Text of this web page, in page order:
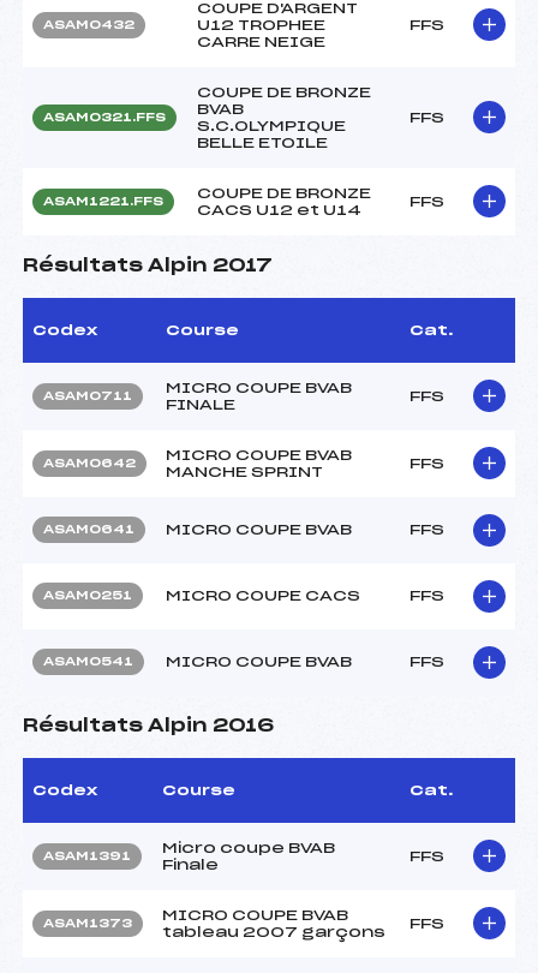
ASAM0432
COUPE D'ARGENT
U12 TROPHEE
CARRE NEIGE
FFS
ASAM0321.FFS
COUPE DE BRONZE
BVAB
S.C.OLYMPIQUE
BELLE ETOILE
FFS
ASAM1221.FFS
COUPE DE BRONZE
CACS U12 et U14
FFS
Résultats Alpin 2017
Codex Course Cat.
ASAM0711
MICRO COUPE BVAB
FINALE
FFS
ASAM0642
MICRO COUPE BVAB
MANCHE SPRINT
FFS
ASAM0641 MICRO COUPE BVAB FFS
ASAM0251 MICRO COUPE CACS FFS
ASAM0541 MICRO COUPE BVAB FFS
Résultats Alpin 2016
Codex Course Cat.
ASAM1391
Micro coupe BVAB
Finale
FFS
ASAM1373
MICRO COUPE BVAB
tableau 2007 garçons
FFS